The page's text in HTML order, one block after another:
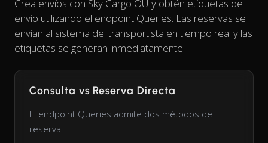
Crea envíos con Sky Cargo OÜ y obtén etiquetas de
envío utilizando el endpoint Queries. Las reservas se
envían al sistema del transportista en tiempo real y las
etiquetas se generan inmediatamente.
Consulta vs Reserva Directa
El endpoint Queries admite dos métodos de
reserva: